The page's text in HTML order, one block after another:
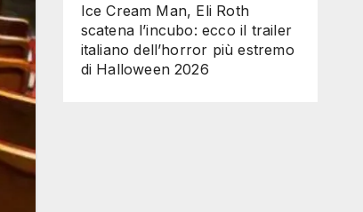
Ice Cream Man, Eli Roth
scatena l’incubo: ecco il trailer
italiano dell’horror più estremo
di Halloween 2026